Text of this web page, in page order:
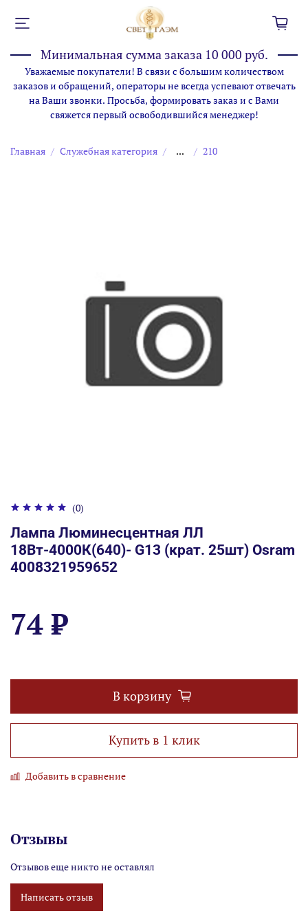
Минимальная сумма заказа 10 000 руб.
Уважаемые покупатели! В связи с большим количеством
заказов и обращений, операторы не всегда успевают отвечать
на Ваши звонки. Просьба, формировать заказ и с Вами
свяжется первый освободившийся менеджер!
Главная Служебная категория ... 210
(0)
Лампа Люминесцентная ЛЛ
18Вт-4000К(640)- G13 (крат. 25шт) Osram
4008321959652
74 ₽
В корзину
Купить в 1 клик
Добавить в сравнение
Отзывы
Отзывов еще никто не оставлял
Написать отзыв